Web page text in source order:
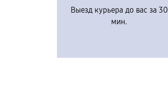
Выезд курьера до вас за 30
мин.